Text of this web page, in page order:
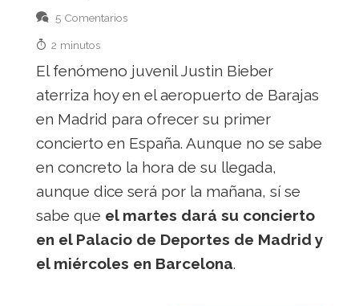
5 Comentarios
2 minutos
El fenómeno juvenil Justin Bieber
aterriza hoy en el aeropuerto de Barajas
en Madrid para ofrecer su primer
concierto en España. Aunque no se sabe
en concreto la hora de su llegada,
aunque dice será por la mañana, sí se
sabe que el martes dará su concierto
en el Palacio de Deportes de Madrid y
el miércoles en Barcelona.